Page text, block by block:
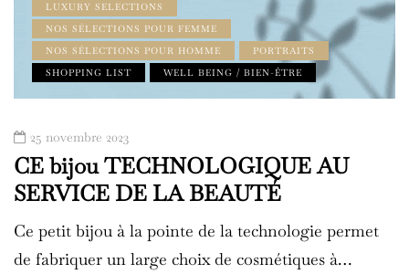
LUXURY SELECTIONS
NOS SÉLECTIONS POUR FEMME
NOS SÉLECTIONS POUR HOMME
PORTRAITS
SHOPPING LIST
WELL BEING / BIEN-ÊTRE
25 novembre 2023
CE bijou TECHNOLOGIQUE AU
SERVICE DE LA BEAUTÉ
Ce petit bijou à la pointe de la technologie permet
de fabriquer un large choix de cosmétiques à…